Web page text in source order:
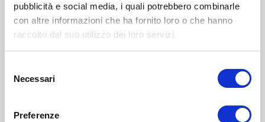
pubblicità e social media, i quali potrebbero combinarle
con altre informazioni che ha fornito loro o che hanno
raccolto dal suo utilizzo dei loro servizi.
delNecessari
Preferenze